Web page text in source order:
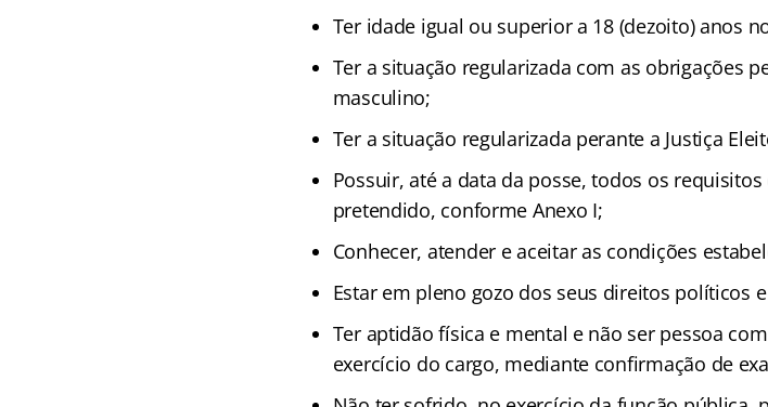
Ter idade igual ou superior a 18 (dezoito) anos
Ter a situação regularizada com as obrigações
masculino;
Ter a situação regularizada perante a Justiça
Possuir, até a data da posse, todos os
pretendido, conforme Anexo I;
Conhecer, atender e aceitar as condições
Estar em pleno gozo dos seus direitos políticos
Ter aptidão física e mental e não ser pessoa
exercício do cargo, mediante confirmação de